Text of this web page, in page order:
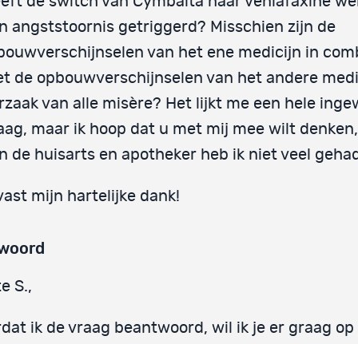
angststoornis getriggerd? Misschien zijn de
van het ene medicijn in
de opbouwverschijnselen van het andere
van alle misère? Het lijkt me een hele
maar ik hoop dat u met mij mee wilt
de huisarts en apotheker heb ik niet veel
mijn hartelijke dank!
S.,
ik de vraag beantwoord, wil ik je er graag